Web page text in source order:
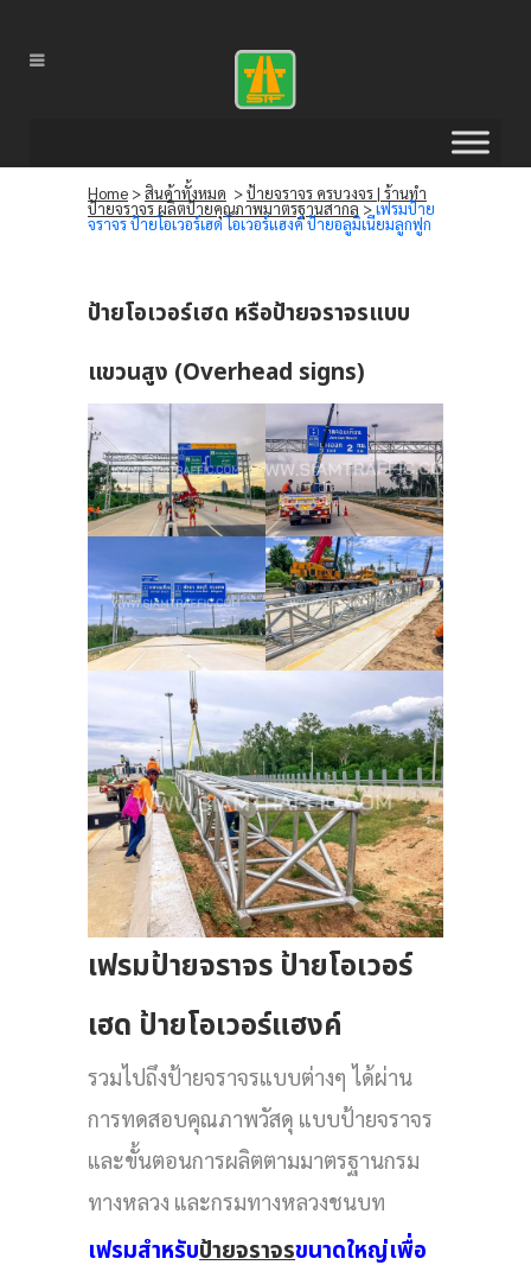
Home >สินค้าทั้งหมด >ป้ายจราจร ครบวงจร | ร้านทำ
ป้ายจราจร ผลิตป้ายคุณภาพมาตรฐานสากล>เฟรมป้าย
จราจร ป้ายโอเวอร์เฮด โอเวอร์แฮงค์ ป้ายอลูมิเนียมลูกฟูก
ป้ายโอเวอร์เฮด หรือป้ายจราจรแบบ
แขวนสูง (Overhead signs)
เฟรมป้ายจราจร ป้ายโอเวอร์
เฮด ป้ายโอเวอร์แฮงค์
รวมไปถึงป้ายจราจรแบบต่างๆ ได้ผ่าน
การทดสอบคุณภาพวัสดุ แบบป้ายจราจร
และขั้นตอนการผลิตตามมาตรฐานกรม
ทางหลวง และกรมทางหลวงชนบท
เฟรมสำหรับป้ายจราจรขนาดใหญ่เพื่อ